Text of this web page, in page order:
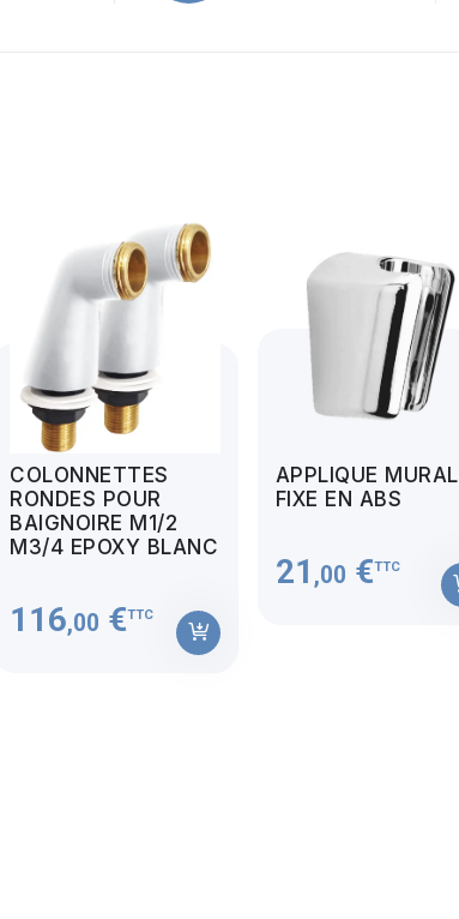
COLONNETTES
RONDES POUR
BAIGNOIRE M1/2
M3/4 EPOXY BLANC
116,00 €TTC
APPLIQUE MURAL
FIXE EN ABS
21 ,00 €TTC